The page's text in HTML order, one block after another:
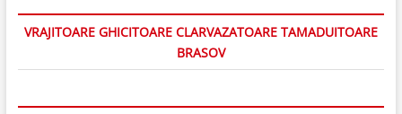
VRAJITOARE GHICITOARE CLARVAZATOARE TAMADUITOARE
BRASOV